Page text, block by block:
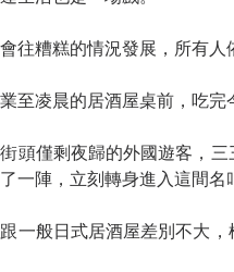
會往糟糕的情況發展，所有
至凌晨的居酒屋桌前，吃完
頭僅剩夜歸的外國遊客，
一陣，立刻轉身進入這間名
一般日式居酒屋差別不大